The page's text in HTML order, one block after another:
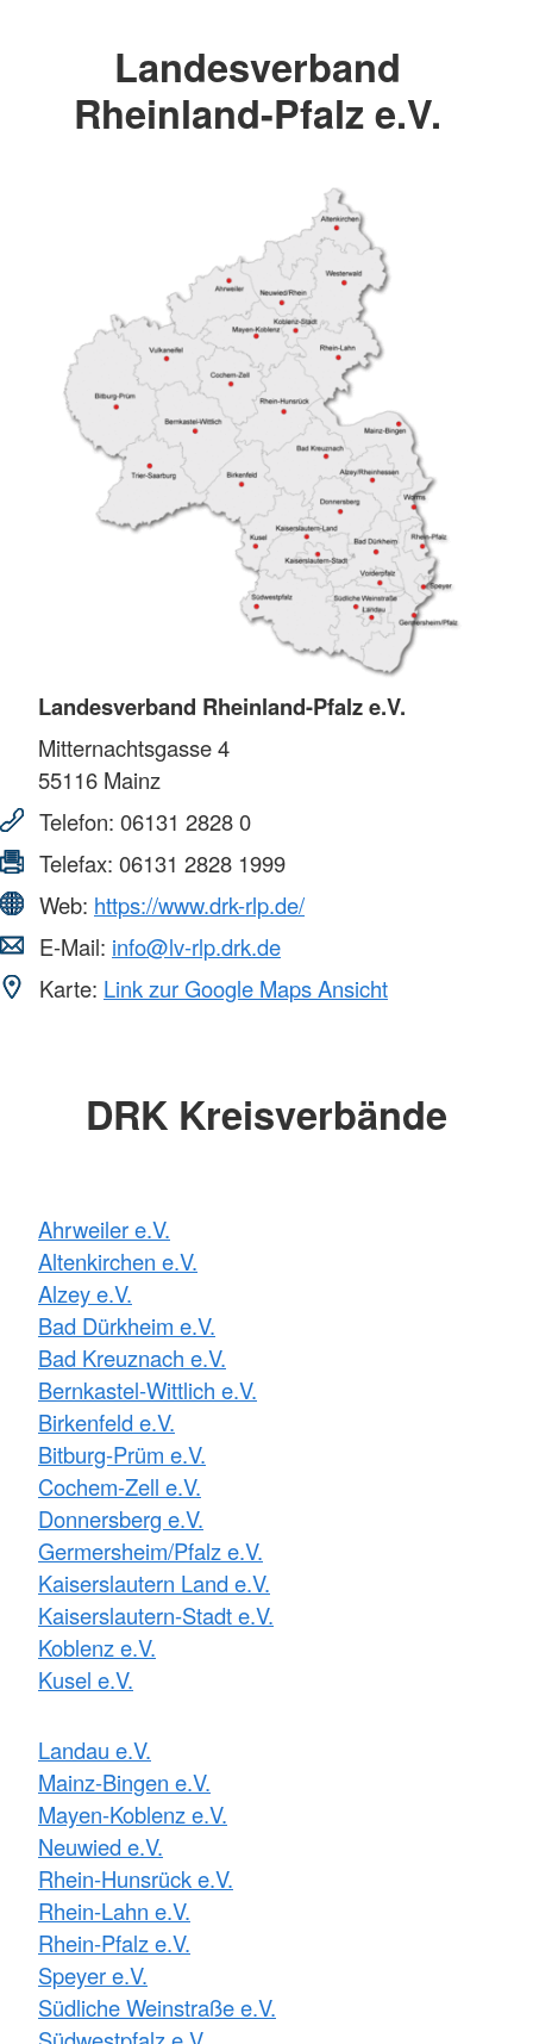
Landesverband
Rheinland-Pfalz e.V.
Landesverband Rheinland-Pfalz e.V.
Mitternachtsgasse 4
55116 Mainz
Telefon: 06131 2828 0
Telefax: 06131 2828 1999
Web: https://www.drk-rlp.de/
E-Mail: info@lv-rlp.drk.de
Karte: Link zur Google Maps Ansicht
DRK Kreisverbände
Ahrweiler e.V.
Altenkirchen e.V.
Alzey e.V.
Bad Dürkheim e.V.
Bad Kreuznach e.V.
Bernkastel-Wittlich e.V.
Birkenfeld e.V.
Bitburg-Prüm e.V.
Cochem-Zell e.V.
Donnersberg e.V.
Germersheim/Pfalz e.V.
Kaiserslautern Land e.V.
Kaiserslautern-Stadt e.V.
Koblenz e.V.
Kusel e.V.
Landau e.V.
Mainz-Bingen e.V.
Mayen-Koblenz e.V.
Neuwied e.V.
Rhein-Hunsrück e.V.
Rhein-Lahn e.V.
Rhein-Pfalz e.V.
Speyer e.V.
Südliche Weinstraße e.V.